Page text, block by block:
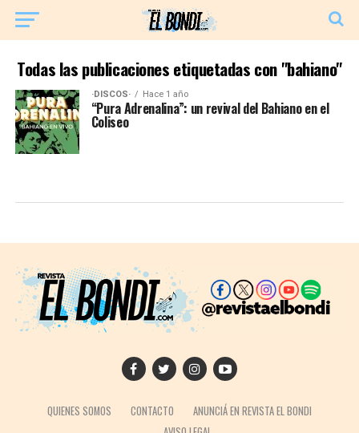
Todas las publicaciones etiquetadas con "bahiano"
·DISCOS· Hace 1 año
“Pura Adrenalina”: un revival del Bahiano en el
Coliseo
QUIENES SOMOS CONTACTO
ANUNCIÁ EN REVISTA EL BONDI